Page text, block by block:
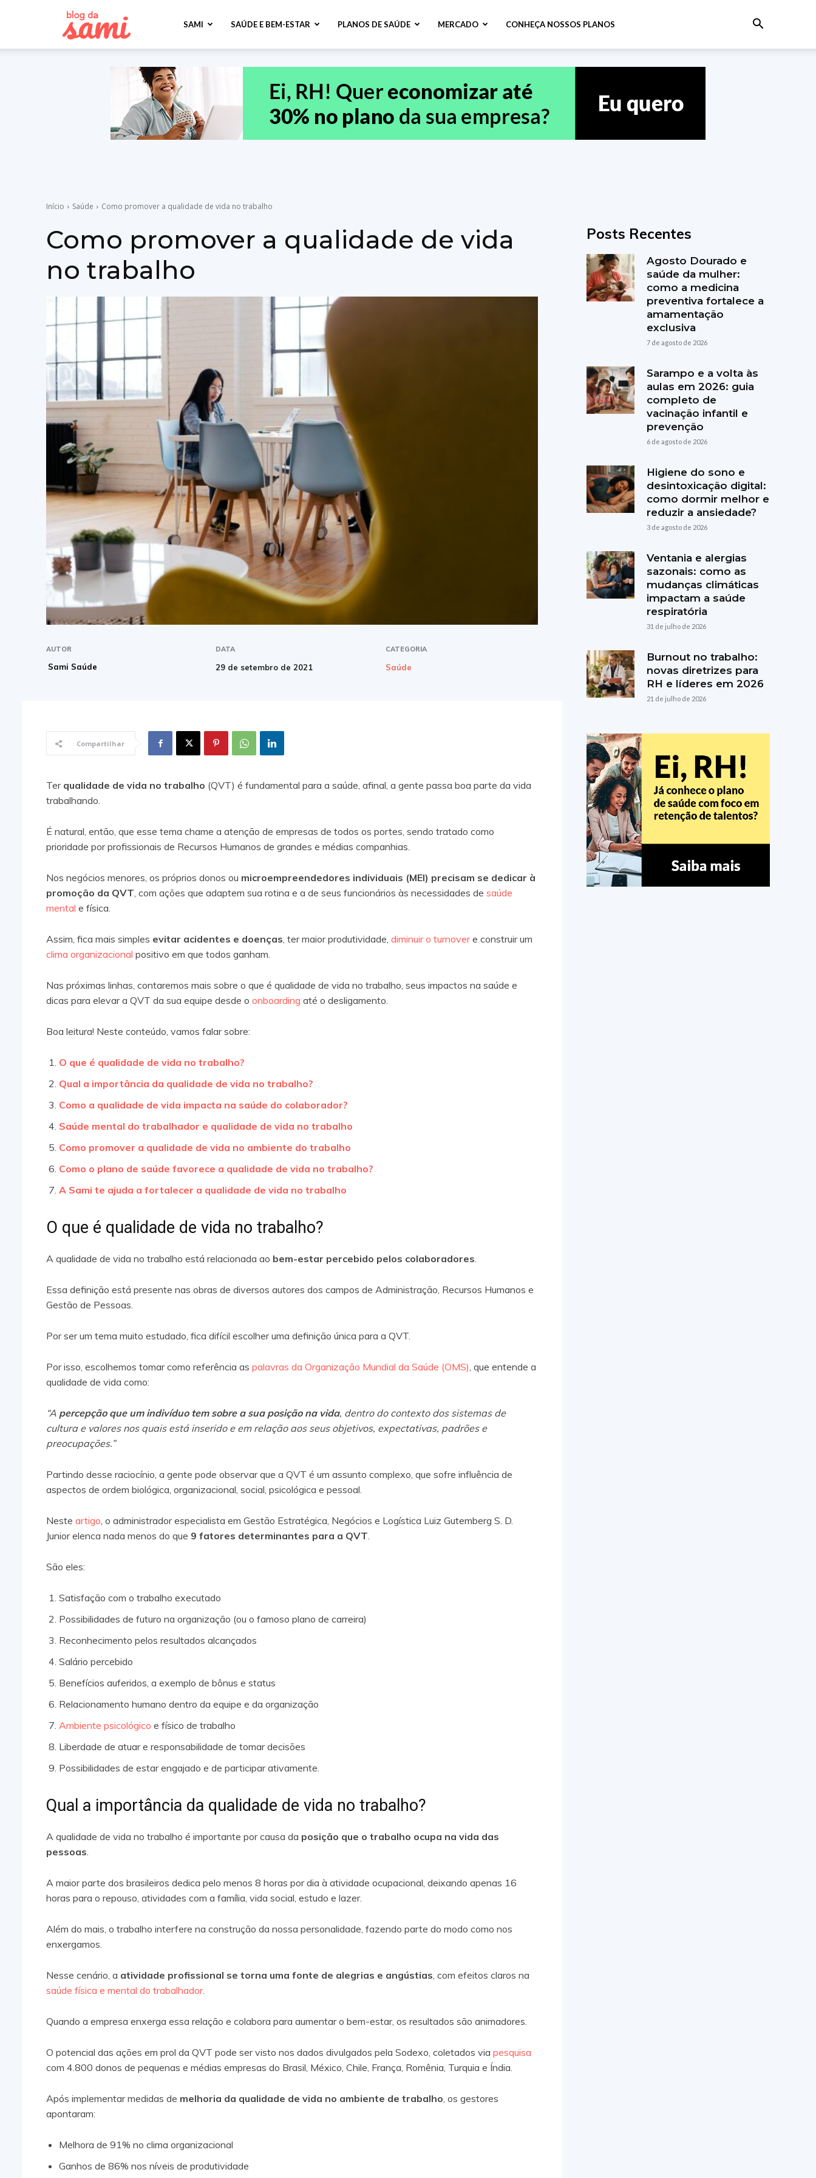
Saúde
SAMI SAÚDE E BEM-ESTAR PLANOS DE SAÚDE MERCADO CONHEÇA NOSSOS PLANOS
Início Saúde Como promover a qualidade de vida no trabalho
Como promover a qualidade de vida
no trabalho
AUTOR
Sami Saúde
DATA
29 de setembro de 2021
CATEGORIA
Saúde
Compartilhar
Ter qualidade de vida no trabalho (QVT) é fundamental para a saúde, afinal, a gente passa boa parte da vida
trabalhando.
É natural, então, que esse tema chame a atenção de empresas de todos os portes, sendo tratado como
prioridade por profissionais de Recursos Humanos de grandes e médias companhias.
Nos negócios menores, os próprios donos ou microempreendedores individuais (MEI) precisam se dedicar à
promoção da QVT , com ações que adaptem sua rotina e a de seus funcionários às necessidades de saúde
mental e física.
Assim, fica mais simples evitar acidentes e doenças , ter maior produtividade, diminuir o turnovere construir um
clima organizacional positivo em que todos ganham.
Nas próximas linhas, contaremos mais sobre o que é qualidade de vida no trabalho, seus impactos na saúde e
dicas para elevar a QVT da sua equipe desde o onboarding até o desligamento.
Boa leitura! Neste conteúdo, vamos falar sobre:
O que é qualidade de vida no trabalho?
Qual a importância da qualidade de vida no trabalho?
Como a qualidade de vida impacta na saúde do colaborador?
Saúde mental do trabalhador e qualidade de vida no trabalho
Como promover a qualidade de vida no ambiente do trabalho
Como o plano de saúde favorece a qualidade de vida no trabalho?
A Sami te ajuda a fortalecer a qualidade de vida no trabalho
O que é qualidade de vida no trabalho?
A qualidade de vida no trabalho está relacionada ao bem-estar percebido pelos colaboradores
Essa definição está presente nas obras de diversos autores dos campos de Administração, Recursos Humanos e
Gestão de Pessoas.
Por ser um tema muito estudado, fica difícil escolher uma definição única para a QVT.
Por isso, escolhemos tomar como referência as palavras da Organização Mundial da Saúde (OMS) , que entende a
qualidade de vida como:
“A percepção que um indivíduo tem sobre a sua posição na vida, dentro do contexto dos sistemas de
cultura e valores nos quais está inserido e em relação aos seus objetivos, expectativas, padrões e
preocupações.”
Partindo desse raciocínio, a gente pode observar que a QVT é um assunto complexo, que sofre influência de
aspectos de ordem biológica, organizacional, social, psicológica e pessoal.
Neste artigo , o administrador especialista em Gestão Estratégica, Negócios e Logística Luiz Gutemberg S. D.
Junior elenca nada menos do que 9 fatores determinantes para a QVT
São eles:
Satisfação com o trabalho executado
Possibilidades de futuro na organização (ou o famoso plano de carreira)
Reconhecimento pelos resultados alcançados
Salário percebido
Benefícios auferidos, a exemplo de bônus e status
Relacionamento humano dentro da equipe e da organização
Ambiente psicológico e físico de trabalho
Liberdade de atuar e responsabilidade de tomar decisões
Possibilidades de estar engajado e de participar ativamente.
Qual a importância da qualidade de vida no trabalho?
A qualidade de vida no trabalho é importante por causa da posição que o trabalho ocupa na vida das
pessoas
A maior parte dos brasileiros dedica pelo menos 8 horas por dia à atividade ocupacional, deixando apenas 16
horas para o repouso, atividades com a família, vida social, estudo e lazer.
Além do mais, o trabalho interfere na construção da nossa personalidade, fazendo parte do modo como nos
enxergamos.
Nesse cenário, a atividade profissional se torna uma fonte de alegrias e angústias , com efeitos claros na
saúde física e mental do trabalhador.
Quando a empresa enxerga essa relação e colabora para aumentar o bem-estar, os resultados são animadores.
O potencial das ações em prol da QVT pode ser visto nos dados divulgados pela Sodexo, coletados via pesquisa
com 4.800 donos de pequenas e médias empresas do Brasil, México, Chile, França, Romênia, Turquia e Índia.
Após implementar medidas de melhoria da qualidade de vida no ambiente de trabalho , os gestores
apontaram:
Melhora de 91% no clima organizacional
Ganhos de 86% nos níveis de produtividade
Posts Recentes
Agosto Dourado e
saúde da mulher:
como a medicina
preventiva fortalece a
amamentação
exclusiva
7 de agosto de 2026
Sarampo e a volta às
aulas em 2026: guia
completo de
vacinação infantil e
prevenção
6 de agosto de 2026
Higiene do sono e
desintoxicação digital:
como dormir melhor e
reduzir a ansiedade?
3 de agosto de 2026
Ventania e alergias
sazonais: como as
mudanças climáticas
impactam a saúde
respiratória
31 de julho de 2026
Burnout no trabalho:
novas diretrizes para
RH e líderes em 2026
21 de julho de 2026